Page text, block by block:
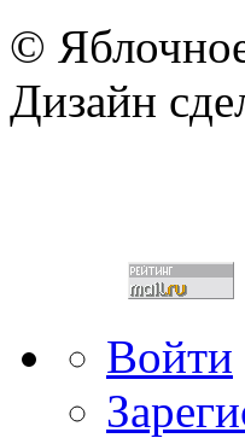
©
Дизайн
Войти